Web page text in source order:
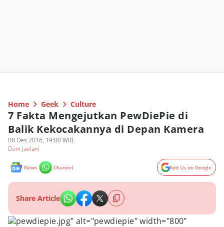
Home Geek Culture
7 Fakta Mengejutkan PewDiePie di
Balik Kekocakannya di Depan Kamera
08 Des 2016, 19:00 WIB
Doni Jaelani
News Channel Add Us on Google
Share Article
pewdiepie.jpg" alt="pewdiepie" width="800"